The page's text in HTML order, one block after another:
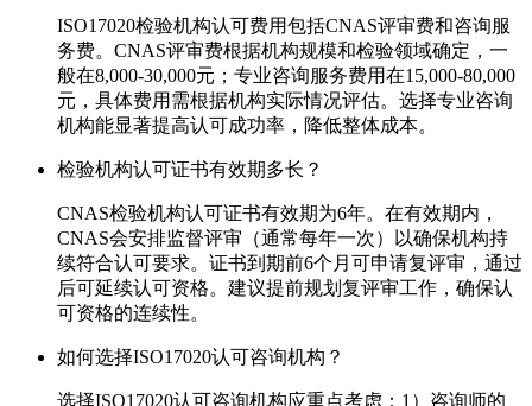
ISO17020检验机构认可费用包括CNAS评审费和咨询服
务费。CNAS评审费根据机构规模和检验领域确定，一
般在8,000-30,000元；专业咨询服务费用在15,000-80,000
元，具体费用需根据机构实际情况评估。选择专业咨询
机构能显著提高认可成功率，降低整体成本。
检验机构认可证书有效期多长？
CNAS检验机构认可证书有效期为6年。在有效期内，
CNAS会安排监督评审（通常每年一次）以确保机构持
续符合认可要求。证书到期前6个月可申请复评审，通过
后可延续认可资格。建议提前规划复评审工作，确保认
可资格的连续性。
如何选择ISO17020认可咨询机构？
选择ISO17020认可咨询机构应重点考虑：1）咨询师的